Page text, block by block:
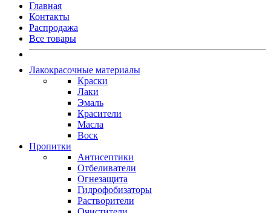
Главная
Контакты
Распродажа
Все товары
Лакокрасочные материалы
Краски
Лаки
Эмаль
Красители
Масла
Воск
Пропитки
Антисептики
Отбеливатели
Огнезащита
Гидрофобизаторы
Растворители